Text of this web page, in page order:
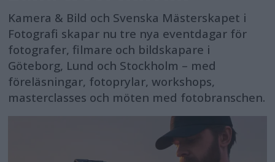
Kamera & Bild och Svenska Mästerskapet i
Fotografi skapar nu tre nya eventdagar för
fotografer, filmare och bildskapare i
Göteborg, Lund och Stockholm – med
föreläsningar, fotoprylar, workshops,
masterclasses och möten med fotobranschen.